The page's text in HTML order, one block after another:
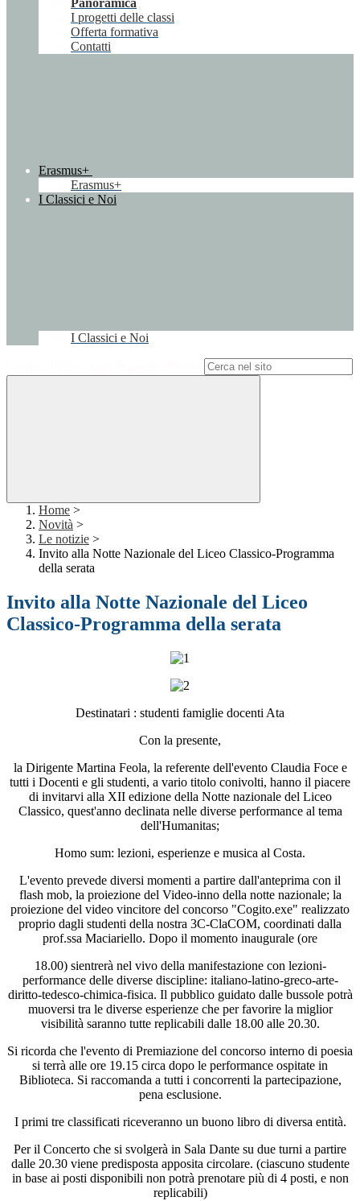
Panoramica
I progetti delle classi
Offerta formativa
Contatti
Erasmus+
Erasmus+
I Classici e Noi
I Classici e Noi
Home >
Novità >
Le notizie >
Invito alla Notte Nazionale del Liceo Classico-Programma
della serata
Invito alla Notte Nazionale del Liceo
Classico-Programma della serata
Destinatari : studenti famiglie docenti Ata
Con la presente,
la Dirigente Martina Feola, la referente dell'evento Claudia Foce e
tutti i Docenti e gli studenti, a vario titolo conivolti, hanno il piacere
di invitarvi alla XII edizione della Notte nazionale del Liceo
Classico, quest'anno declinata nelle diverse performance al tema
dell'Humanitas;
Homo sum: lezioni, esperienze e musica al Costa.
L'evento prevede diversi momenti a partire dall'anteprima con il
flash mob, la proiezione del Video-inno della notte nazionale; la
proiezione del video vincitore del concorso "Cogito.exe" realizzato
proprio dagli studenti della nostra 3C-ClaCOM, coordinati dalla
prof.ssa Maciariello. Dopo il momento inaugurale (ore
18.00) sientrerà nel vivo della manifestazione con lezioni-
performance delle diverse discipline: italiano-latino-greco-arte-
diritto-tedesco-chimica-fisica. Il pubblico guidato dalle bussole potrà
muoversi tra le diverse esperienze che per favorire la miglior
visibilità saranno tutte replicabili dalle 18.00 alle 20.30.
Si ricorda che l'evento di Premiazione del concorso interno di poesia
si terrà alle ore 19.15 circa dopo le performance ospitate in
Biblioteca. Si raccomanda a tutti i concorrenti la partecipazione,
pena esclusione.
I primi tre classificati riceveranno un buono libro di diversa entità.
Per il Concerto che si svolgerà in Sala Dante su due turni a partire
dalle 20.30 viene predisposta apposita circolare. (ciascuno studente
in base ai posti disponibili non potrà prenotare più di 4 posti, e non
replicabili)